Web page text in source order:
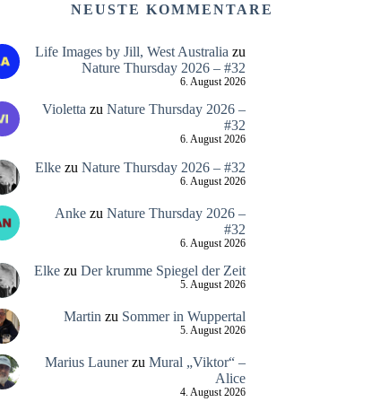
NEUSTE KOMMENTARE
Life Images by Jill, West Australia zu
Nature Thursday 2026 – #32
6. August 2026
Violetta zu Nature Thursday 2026 –
#32
6. August 2026
Elkezu Nature Thursday 2026 – #32
6. August 2026
Ankezu Nature Thursday 2026 –
#32
6. August 2026
Elkezu Der krumme Spiegel der Zeit
5. August 2026
Martin zu Sommer in Wuppertal
5. August 2026
Marius Launerzu Mural „Viktor“ –
Alice
4. August 2026